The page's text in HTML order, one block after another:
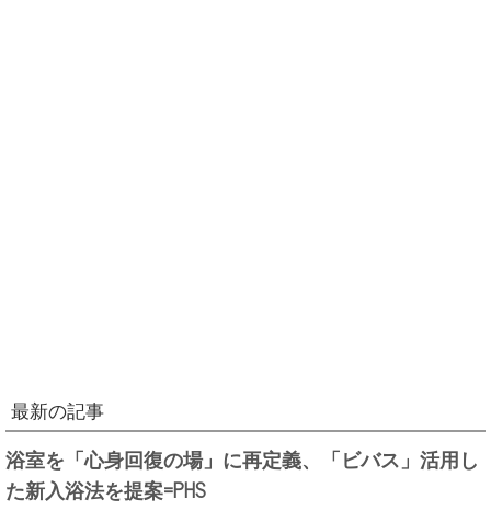
最新の記事
浴室を「心身回復の場」に再定義、「ビバス」活用し
た新入浴法を提案=PHS